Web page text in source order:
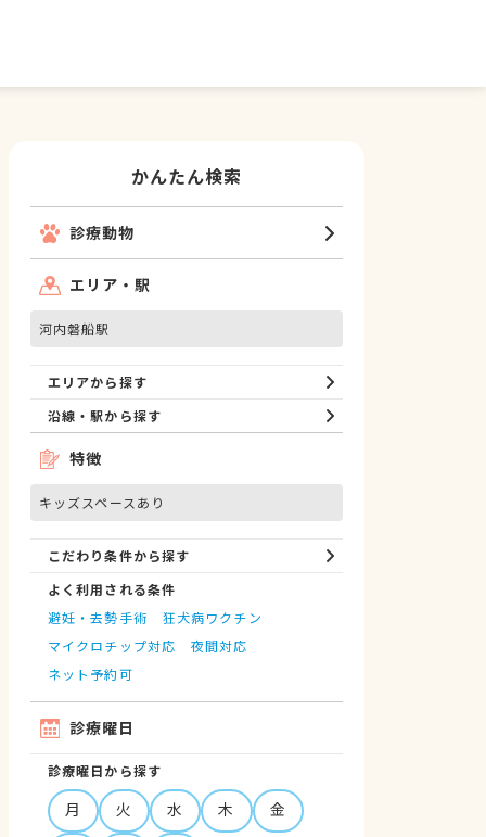
かんたん検索
診療動物
エリア・駅
河内磐船駅
エリアから探す
沿線・駅から探す
特徴
キッズスペースあり
こだわり条件から探す
よく利用される条件
避妊・去勢手術
狂犬病ワクチン
マイクロチップ対応
夜間対応
ネット予約可
診療曜日
診療曜日から探す
月 火 水 木
金